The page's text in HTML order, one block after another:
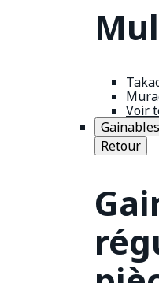
Voir
Retour